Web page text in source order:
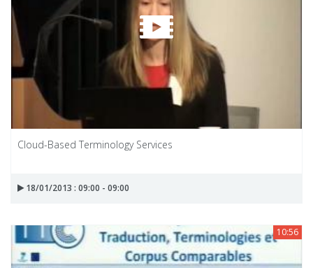
Cloud-Based Terminology Services
18/01/2013 : 09:00 - 09:00
10:56